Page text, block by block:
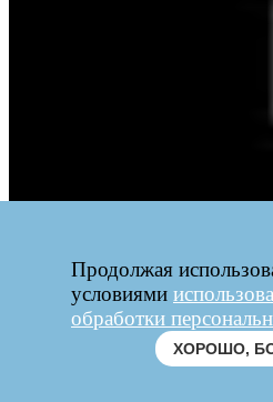
Продолжая
условиями
обработки
ХОРОШО,